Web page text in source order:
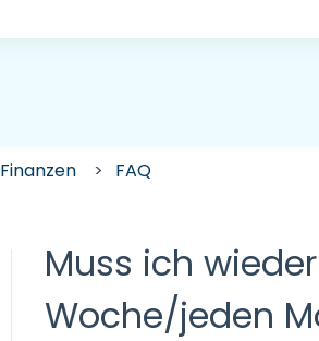
Finanzen FAQ
Muss ich
Woche/jeden